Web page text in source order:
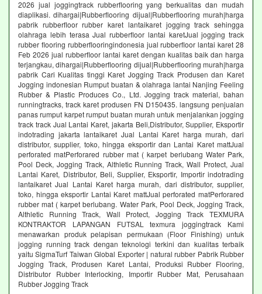
2026 jual joggingtrack rubberflooring yang berkualitas dan mudah
diaplikasi. dihargai|Rubberflooring dijual|Rubberflooring murah|harga
pabrik rubberfloor rubber karet lantaikaret jogging track sehingga
olahraga lebih terasa Jual rubberfloor lantai karetJual jogging track
rubber flooring rubberflooringindonesia jual rubberfloor lantai karet 28
Feb 2026 jual rubberfloor lantai karet dengan kualitas baik dan harga
terjangkau, dihargai|Rubberflooring dijual|Rubberflooring murah|harga
pabrik Cari Kualitas tinggi Karet Jogging Track Produsen dan Karet
Jogging indonesian Rumput buatan & olahraga lantai Nanjing Feeling
Rubber & Plastic Produces Co., Ltd. Jogging track material, bahan
runningtracks, track karet produsen FN D150435. langsung penjualan
panas rumput karpet rumput buatan murah untuk menjalankan jogging
track track Jual Lantai Karet, jakarta Beli,Distributor, Supplier, Eksportir
indotrading jakarta lantaikaret Jual Lantai Karet harga murah, dari
distributor, supplier, toko, hingga eksportir dan Lantai Karet mattJual
perforated matPerforared rubber mat ( karpet berlubang Water Park,
Pool Deck, Jogging Track, Althletic Running Track, Wall Protect, Jual
Lantai Karet, Distributor, Beli, Supplier, Eksportir, Importir indotrading
lantaikaret Jual Lantai Karet harga murah, dari distributor, supplier,
toko, hingga eksportir Lantai Karet mattJual perforated matPerforared
rubber mat ( karpet berlubang. Water Park, Pool Deck, Jogging Track,
Althletic Running Track, Wall Protect, Jogging Track TEXMURA
KONTRAKTOR LAPANGAN FUTSAL texmura joggingtrack Kami
menawarkan produk pelapisan permukaan (Floor Finishing) untuk
jogging running track dengan teknologi terkini dan kualitas terbaik
yaitu SigmaTurf Taiwan Global Exporter | natural rubber Pabrik Rubber
Jogging Track, Produsen Karet Lantai, Produksi Rubber Flooring,
Distributor Rubber Interlocking, Importir Rubber Mat, Perusahaan
Rubber Jogging Track